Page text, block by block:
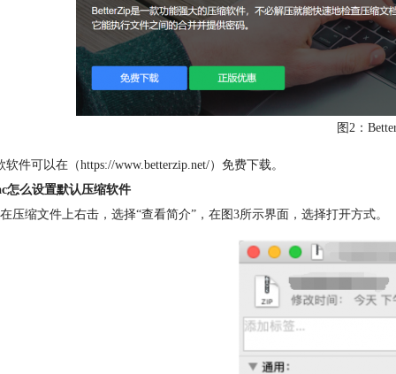
图2：
件可以在（https://www.betterzip.net/）免费下载。
怎么设置默认压缩软件
缩文件上右击，选择“查看简介”，在图3所示界面，选择打开方式。